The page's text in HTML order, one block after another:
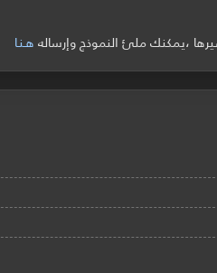
،يمكنك ملئ النموذج وإرسالههـنـا